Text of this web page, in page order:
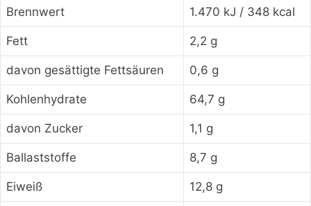
Brennwert 1.470 kJ / 348 kcal
Fett 2,2 g
davon gesättigte Fettsäuren 0,6 g
Kohlenhydrate 64,7 g
davon Zucker 1,1 g
Ballaststoffe 8,7 g
Eiweiß 12,8 g